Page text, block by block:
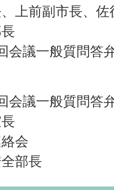
上前副市長、佐
会議一般質問答
会議一般質問答
会
部長